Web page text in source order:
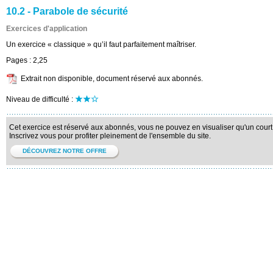
10.2 - Parabole de sécurité
Exercices d'application
Un exercice « classique » qu’il faut parfaitement maîtriser.
Pages : 2,25
Extrait non disponible, document réservé aux abonnés.
Niveau de difficulté :
Cet exercice est réservé aux abonnés, vous ne pouvez en visualiser qu'un
Inscrivez vous pour profiter pleinement de l'ensemble du site.
DÉCOUVREZ NOTRE OFFRE